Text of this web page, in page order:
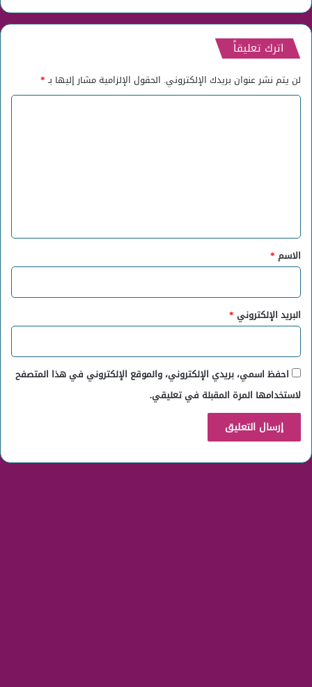
اترك تعليقاً
لن يتم نشر عنوان بريدك الإلكتروني. الحقول الإلزامية مشار إليها بـ*
*
الاسم *
البريد الإلكتروني *
احفظ اسمي، بريدي الإلكتروني، والموقع الإلكتروني في هذا المتصفح
لاستخدامها المرة المقبلة في تعليقي.